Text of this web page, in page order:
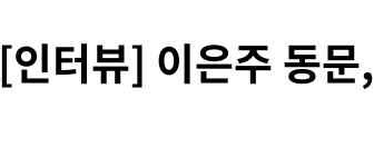
[인터뷰] 이은주 동